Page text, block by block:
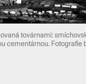
továrnami:
cementárnou. Fotografie